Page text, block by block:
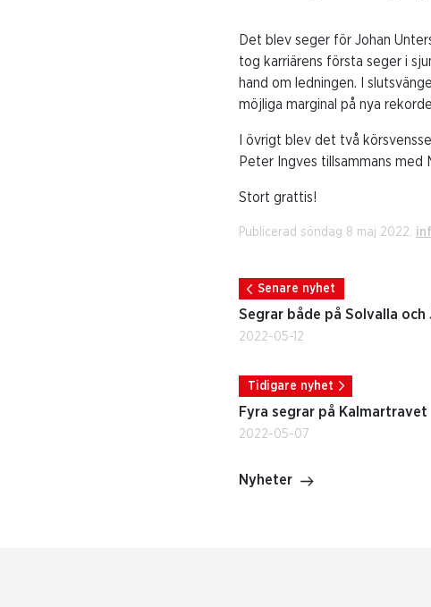
Det blev seger för Johan
tog karriärens första seger i
hand om ledningen. I
möjliga marginal på nya
I övrigt blev det två
Peter Ingves tillsammans med
Stort grattis!
Publicerad söndag 8 maj 2022.
Senare nyhet
Segrar både på Solvalla och
2022-05-12
Tidigare nyhet
Fyra segrar på Kalmartravet
2022-05-07
Nyheter